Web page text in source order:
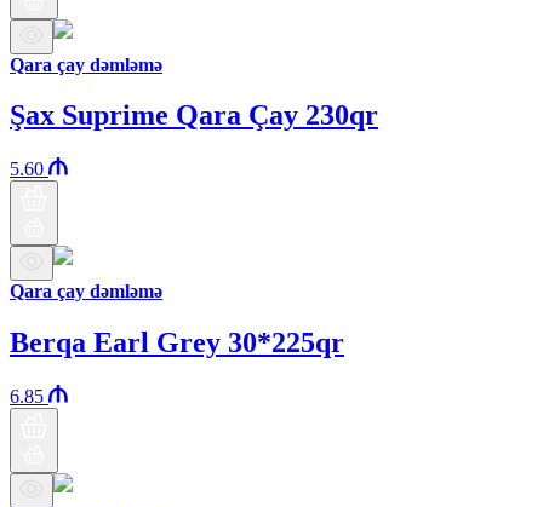
Qara çay dəmləmə
Şax Suprime Qara Çay 230qr
5.60
Qara çay dəmləmə
Berqa Earl Grey 30*225qr
6.85